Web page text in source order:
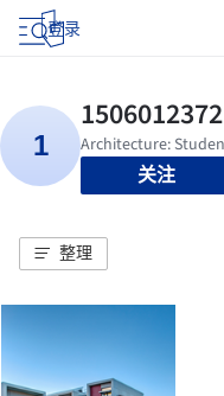
登录
关注
整理